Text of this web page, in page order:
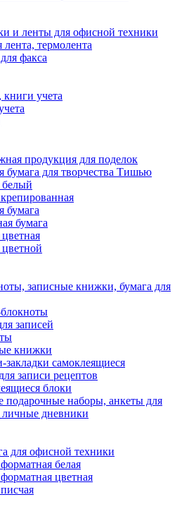
и ленты для офисной техники
лента, термолента
факса
книги учета
продукция для поделок
бумага для творчества Тишью
бумага
бумага
записные книжки, бумага для
записей
книжки
самоклеящиеся
записи рецептов
блоки
подарочные наборы, анкеты для
личные дневники
для офисной техники
белая
цветная